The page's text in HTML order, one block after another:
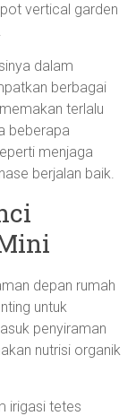
vertical garden
dalam
berbagai
terlalu
beberapa
menjaga
berjalan baik.
depan rumah
untuk
penyiraman
nutrisi organik
irigasi tetes